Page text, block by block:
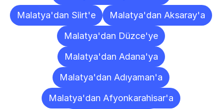
Malatya'dan Siirt'e
Malatya'dan Aksaray'a
Malatya'dan Düzce'ye
Malatya'dan Adana'ya
Malatya'dan Adıyaman'a
Malatya'dan Afyonkarahisar'a